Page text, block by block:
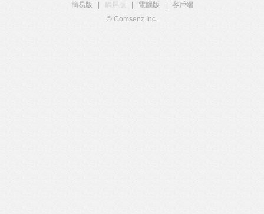
簡易版
觸屏版 電腦版
客戶端
© Comsenz Inc.